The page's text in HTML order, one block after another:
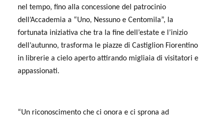
nel tempo, fino alla concessione del patrocinio
dell’Accademia a “Uno, Nessuno e Centomila”, la
fortunata iniziativa che tra la fine dell’estate e l’inizio
dell’autunno, trasforma le piazze di Castiglion Fiorentino
in librerie a cielo aperto attirando migliaia di visitatori e
appassionati.
“Un riconoscimento che ci onora e ci sprona ad